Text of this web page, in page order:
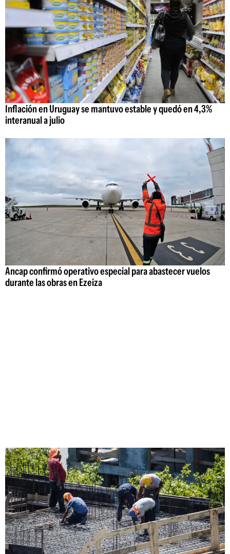
Inflación en Uruguay se mantuvo estable y quedó en 4,3%
interanual a julio
Ancap confirmó operativo especial para abastecer vuelos
durante las obras en Ezeiza